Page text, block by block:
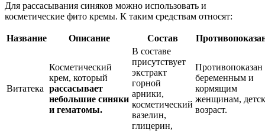
Для рассасывания синяков можно использовать и
косметические фито кремы. К таким средствам относят:
Название Описание Состав
Витатека
Косметический
крем, который
рассасывает
небольшие синяки
и гематомы.
В составе
присутствует
экстракт
горной
арники,
косметический
вазелин,
глицерин,
Противопоказан
беременным и
кормящим
женщинам,
возраст.